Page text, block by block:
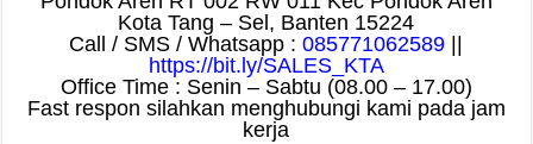
Kota Tang – Sel, Banten 15224
Call / SMS / Whatsapp :085771062589
https://bit.ly/SALES_KTA
Office Time : Senin – Sabtu (08.00 – 17.00)
Fast respon silahkan menghubungi kami pada jam
kerja